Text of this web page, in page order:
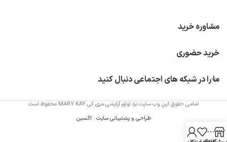
مشاوره خرید
خرید حضوری
ما را در شبکه های اجتماعی دنبال کنید
تمامی حقوق این وب سایت نزد لوازم آرایشی مری کی MARY KAY محفوظ است
طراحی و پشتیبانی سایت : اکسین